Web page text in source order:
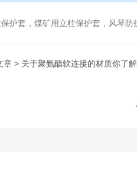
护套，煤矿用立柱保护套，风琴
章 > 关于聚氨酯软连接的材质你了